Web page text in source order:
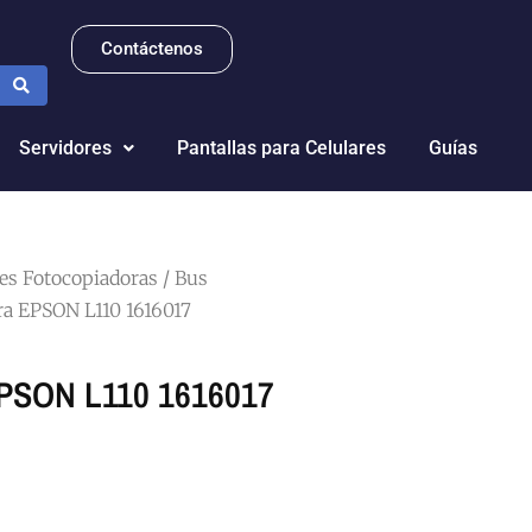
Contáctenos
Servidores Pantallas para Celulares Guías
Fotocopiadoras / Bus
EPSON L110 1616017
L110 1616017